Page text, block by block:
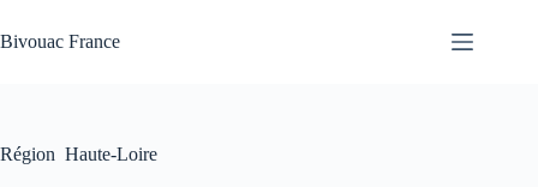
au
contenu
Bivouac France
Région Haute-Loire